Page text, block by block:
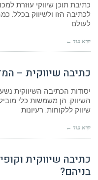
כתיבת תוכן שיווקי עוזרת
לכתיבה הזו ולשיווק בכלל.
לעולם
קרא עוד ←
כתיבה שיווקית –
יסודות הכתיבה השיווקית
השיווק. הן משמשות כלי
שיווק ללקוחות. רעיונות
קרא עוד ←
כתיבה שיווקית
בניהם?